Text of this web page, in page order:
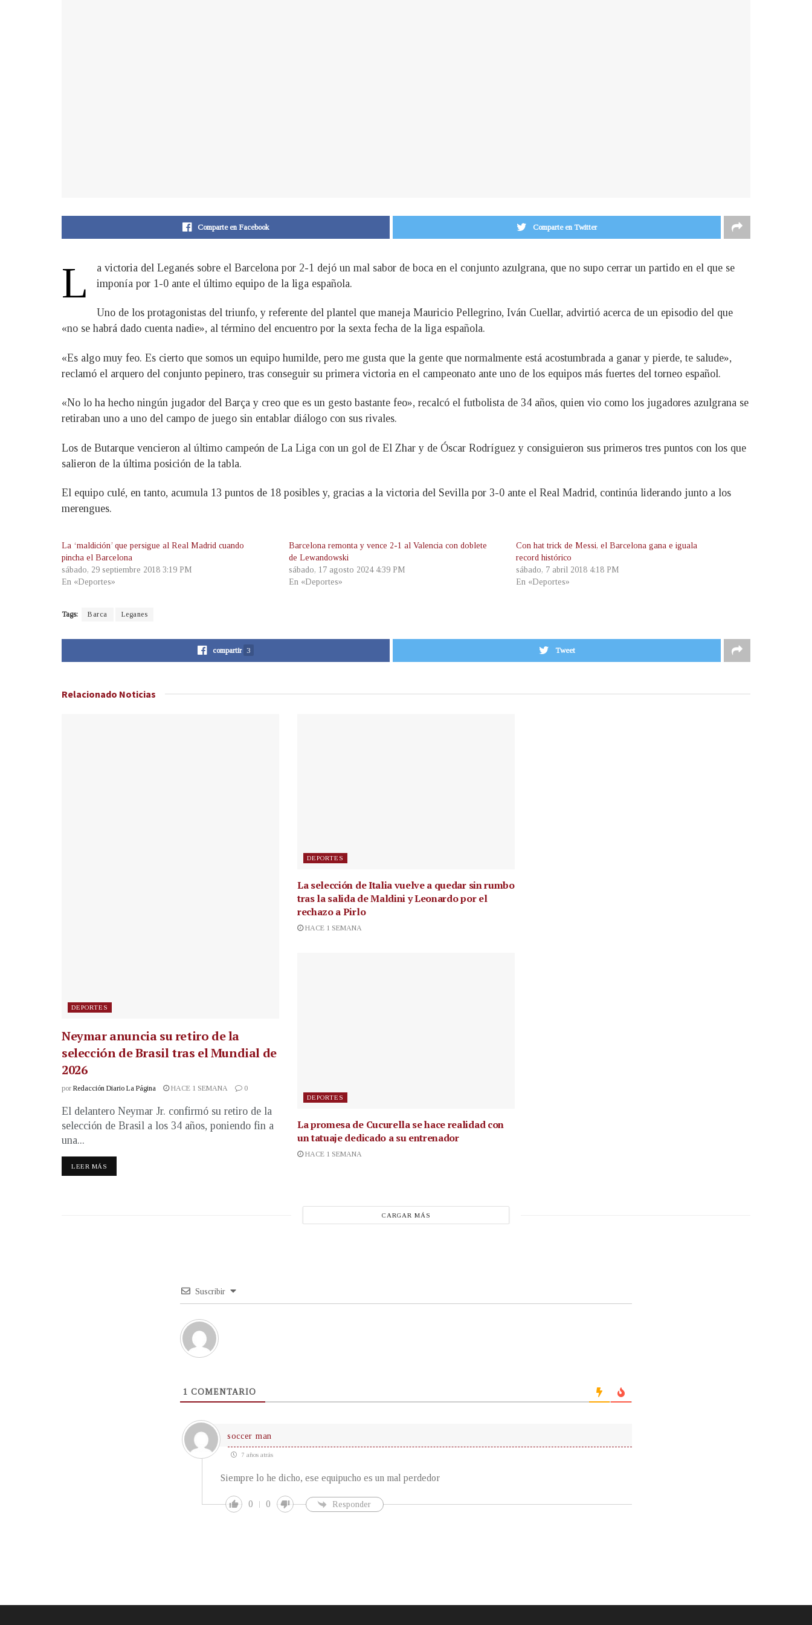
Comparte en Facebook Comparte en Twitter
L
a victoria del Leganés sobre el Barcelona por 2-1 dejó un mal sabor de boca en el conjunto azulgrana, que no supo cerrar un partido en el que se
imponía por 1-0 ante el último equipo de la liga española.
Uno de los protagonistas del triunfo, y referente del plantel que maneja Mauricio Pellegrino, Iván Cuellar, advirtió acerca de un episodio del que
«no se habrá dado cuenta nadie», al término del encuentro por la sexta fecha de la liga española.
«Es algo muy feo. Es cierto que somos un equipo humilde, pero me gusta que la gente que normalmente está acostumbrada a ganar y pierde, te salude»,
reclamó el arquero del conjunto pepinero, tras conseguir su primera victoria en el campeonato ante uno de los equipos más fuertes del torneo español.
«No lo ha hecho ningún jugador del Barça y creo que es un gesto bastante feo», recalcó el futbolista de 34 años, quien vio como los jugadores azulgrana se
retiraban uno a uno del campo de juego sin entablar diálogo con sus rivales.
Los de Butarque vencieron al último campeón de La Liga con un gol de El Zhar y de Óscar Rodríguez y consiguieron sus primeros tres puntos con los que
salieron de la última posición de la tabla.
El equipo culé, en tanto, acumula 13 puntos de 18 posibles y, gracias a la victoria del Sevilla por 3-0 ante el Real Madrid, continúa liderando junto a los
merengues.
La ‘maldición’ que persigue al Real Madrid cuando
pincha el Barcelona
sábado, 29 septiembre 2018 3:19 PM
En «Deportes»
Barcelona remonta y vence 2-1 al Valencia con doblete
de Lewandowski
sábado, 17 agosto 2024 4:39 PM
En «Deportes»
Con hat trick de Messi, el Barcelona gana e iguala
record histórico
sábado, 7 abril 2018 4:18 PM
En «Deportes»
Tags: Barca Leganes
compartir 3 Tweet
Relacionado Noticias
DEPORTES
Neymar anuncia su retiro de la
selección de Brasil tras el Mundial de
2026
por Redacción Diario La Página HACE 1 SEMANA 0
El delantero Neymar Jr. confirmó su retiro de la
selección de Brasil a los 34 años, poniendo fin a
una...
LEER MÁS
DEPORTES
La selección de Italia vuelve a quedar sin rumbo
tras la salida de Maldini y Leonardo por el
rechazo a Pirlo
HACE 1 SEMANA
DEPORTES
La promesa de Cucurella se hace realidad con
un tatuaje dedicado a su entrenador
HACE 1 SEMANA
CARGAR MÁS
Suscribir
1 COMENTARIO
soccer man
7 años atrás
Siempre lo he dicho, ese equipucho es un mal perdedor
0 0 Responder